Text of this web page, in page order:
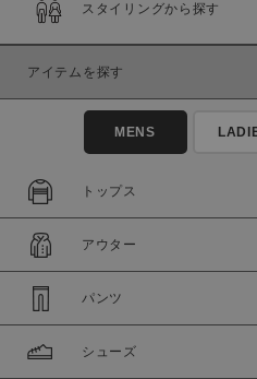
商品タイプ
通常商品
セール価格
在庫
在庫あり
スタイリングから探す
アイテムを探す
MENS
トップス
アウター
パンツ
シューズ